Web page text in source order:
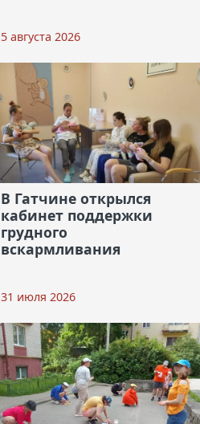
5 августа 2026
В Гатчине открылся
кабинет поддержки
грудного
вскармливания
31 июля 2026